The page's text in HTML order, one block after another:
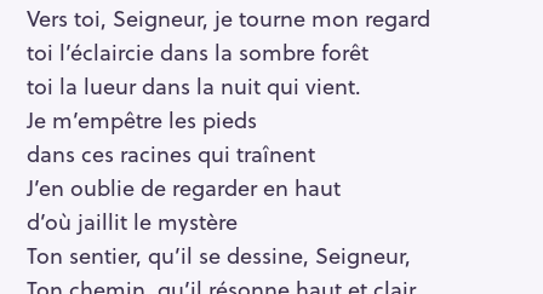
Vers toi, Seigneur, je tourne mon regard
toi l’éclaircie dans la sombre forêt
toi la lueur dans la nuit qui vient.
Je m’empêtre les pieds
dans ces racines qui traînent
J’en oublie de regarder en haut
d’où jaillit le mystère
Ton sentier, qu’il se dessine, Seigneur,